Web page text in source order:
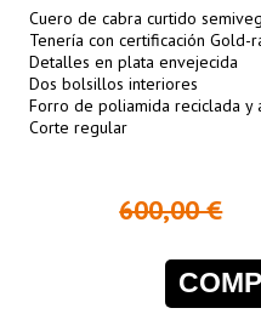
Cuero de cabra curtido
Tenería con certificación Gold-
Detalles en plata envejecida
Dos bolsillos interiores
Forro de poliamida reciclada y
Corte regular
600,00 €